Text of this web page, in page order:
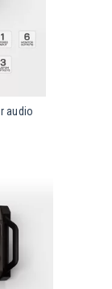
audio